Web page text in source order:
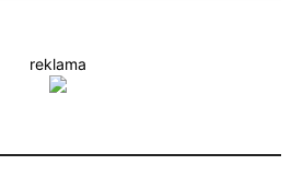
reklama